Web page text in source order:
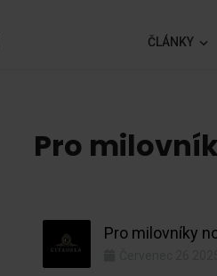
ČLÁNKY
Pro
Pro milovníky